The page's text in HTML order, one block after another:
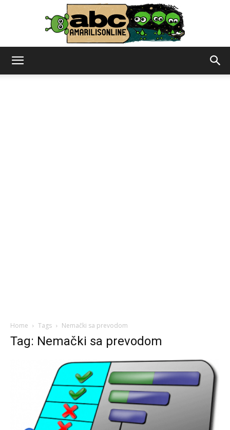
Home Tags Nemački sa prevodom
Tag: Nemački sa prevodom